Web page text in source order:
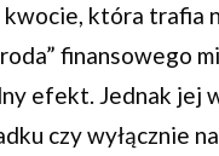
która trafia
finansowego
efekt. Jednak jej
czy wyłącznie